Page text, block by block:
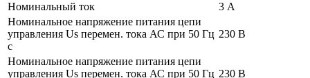
Номинальный ток
3 А
Номинальное напряжение питания цепи
управления Us перемен. тока АС при 50 Гц
с
230 В
Номинальное напряжение питания цепи
управления Us перемен. тока АС при 50 Гц 230 В